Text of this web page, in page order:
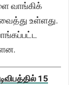
வாங்கிக்
உள்ளது.
15